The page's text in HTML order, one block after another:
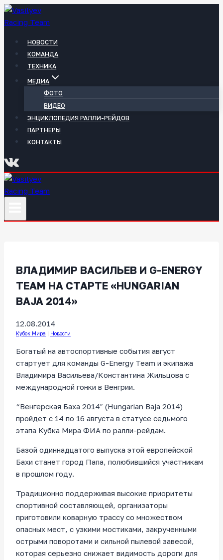
Перейти
к
НОВОСТИ
КОМАНДА
ТЕХНИКА
МЕДИА
ФОТО
ВИДЕО
ЭНЦИКЛОПЕДИЯ РАЛЛИ-РЕЙДОВ
ПАРТНЕРЫ
КОНТАКТЫ
ВЛАДИМИР ВАСИЛЬЕВ И G-ENERGY
TEAM НА СТАРТЕ «HUNGARIAN
BAJA 2014»
12.08.2014
Кубок Мира | Новости
Богатый на автоспортивные события август
стартует для команды G-Energy Team и экипажа
Владимира Васильева/Константина Жильцова c
международной гонки в Венгрии.
“Венгерская Баха 2014″ (Hungarian Baja 2014)
пройдет с 14 по 16 августа в статусе седьмого
этапа Кубка Мира ФИА по ралли-рейдам.
Базой одиннадцатого выпуска этой европейской
Бахи станет город Папа, полюбившийся участникам
в прошлом году.
Традиционно поддерживая высокие приоритеты
спортивной составляющей, организаторы
приготовили коварную трассу со множеством
опасных мест, с узкими мостиками, закрученными
острыми поворотами и сильной пылевой завесой,
которая серьезно снижает видимость дороги для